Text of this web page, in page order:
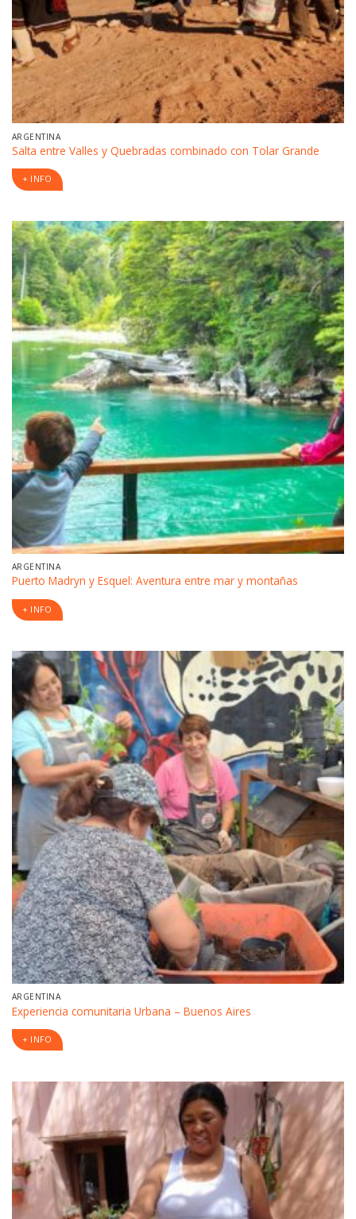
ARGENTINA
Salta entre Valles y Quebradas combinado con Tolar Grande
+ INFO
ARGENTINA
Puerto Madryn y Esquel: Aventura entre mar y montañas
+ INFO
ARGENTINA
Experiencia comunitaria Urbana – Buenos Aires
+ INFO